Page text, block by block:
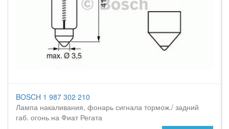
BOSCH 1 987 302 210
Лампа накаливания, фонарь сигнала тормож./ задний
габ. огонь на Фиат Регата